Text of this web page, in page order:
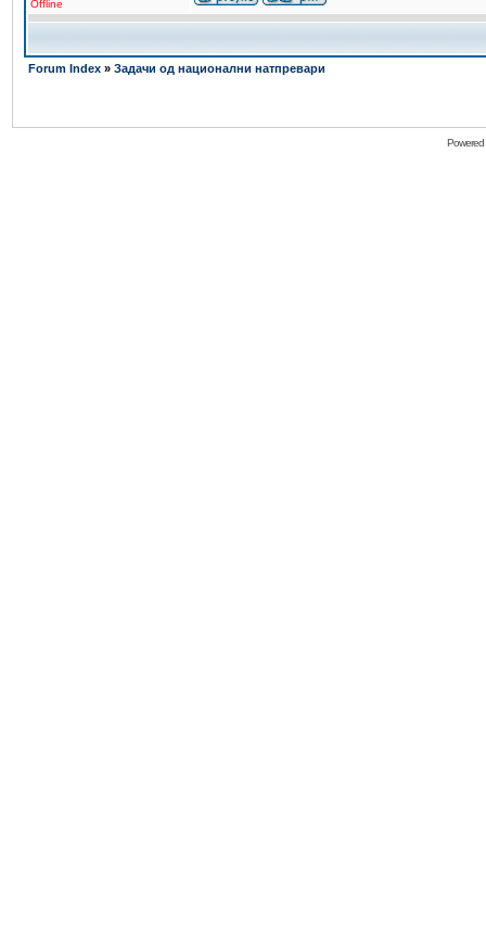
Offline
Forum Index » Задачи од национални натпревари